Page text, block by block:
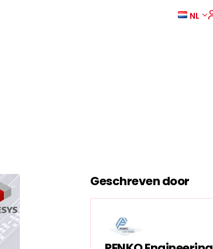
NL
Geschreven door